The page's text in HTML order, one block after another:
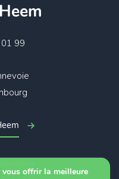
99
offrir la meilleure